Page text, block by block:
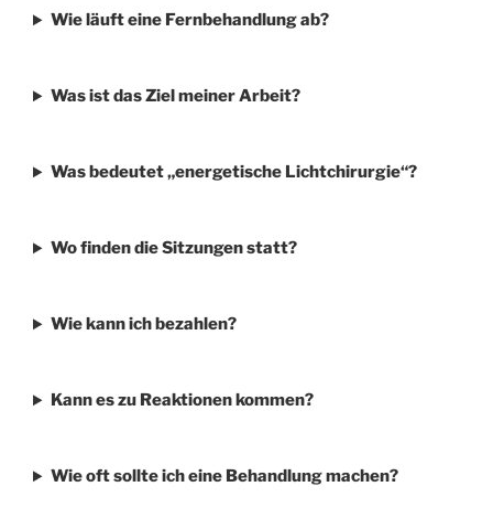
Wie läuft eine Fernbehandlung ab?
Was ist das Ziel meiner Arbeit?
Was bedeutet „energetische Lichtchirurgie“?
Wo finden die Sitzungen statt?
Wie kann ich bezahlen?
Kann es zu Reaktionen kommen?
Wie oft sollte ich eine Behandlung machen?